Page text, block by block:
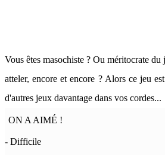
Vous êtes masochiste ? Ou méritocrate
atteler, encore et encore ? Alors ce jeu
d'autres jeux davantage dans vos cordes...
ON A AIMÉ !
- Difficile